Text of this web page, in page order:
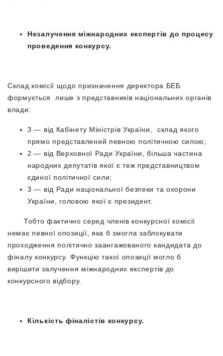
Незалучення міжнародних експертів до процесу
проведення конкурсу.
Склад комісії щодо призначення директора БЕБ
формується лише з представників національних органів
влади:
3— від Кабінету Міністрів України, склад якого
прямо представлений певною політичною силою;
2— від Верховної Ради України, більша частина
народних депутатів якої є теж представництвом
єдиної політичної сили;
3— від Ради національної безпеки та охорони
України, головою якої є президент.
Тобто фактично серед членів конкурсної комісії
немає певної опозиції, яка б змогла заблокувати
проходження політично заангажованого кандидата до
фіналу конкурсу. Функцію такої опозиції могло б
вирішити залучення міжнародних експертів до
конкурсного відбору.
Кількість фіналістів конкурсу.